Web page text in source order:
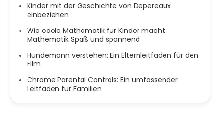
Kinder mit der Geschichte von Depereaux
einbeziehen
Wie coole Mathematik für Kinder macht
Mathematik Spaß und spannend
Hundemann verstehen: Ein Elternleitfaden für den
Film
Chrome Parental Controls: Ein umfassender
Leitfaden für Familien